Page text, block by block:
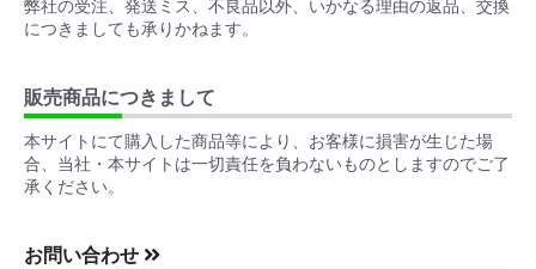
弊社の受注、発送ミス、不良品以外、いかなる理由の返品、交換
につきましても承りかねます。
販売商品につきまして
本サイトにて購入した商品等により、お客様に損害が生じた場
合、当社・本サイトは一切責任を負わないものとしますのでご了
承ください。
お問い合わせ